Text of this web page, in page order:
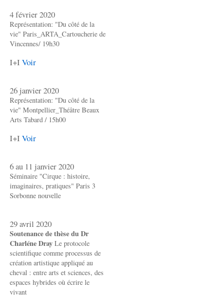
4 février 2020
Représentation: "Du côté de la
vie" Paris_ARTA_Cartoucherie de
Vincennes/ 19h30
I+I Voir
26 janvier 2020
Représentation: "Du côté de la
vie" Montpellier_Théâtre Beaux
Arts Tabard / 15h00
I+I Voir
6 au 11 janvier 2020
Séminaire "Cirque : histoire,
imaginaires, pratiques" Paris 3
Sorbonne nouvelle
29 avril 2020
Soutenance de thèse du Dr
Charléne Dray Le protocole
scientifique comme processus de
création artistique appliqué au
cheval : entre arts et sciences, des
espaces hybrides où écrire le
vivant